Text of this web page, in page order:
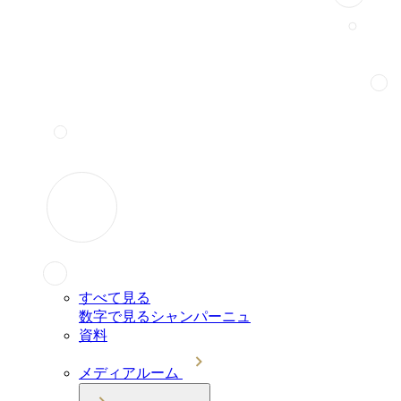
すべて見る
数字で見るシャンパーニュ
資料
メディアルーム